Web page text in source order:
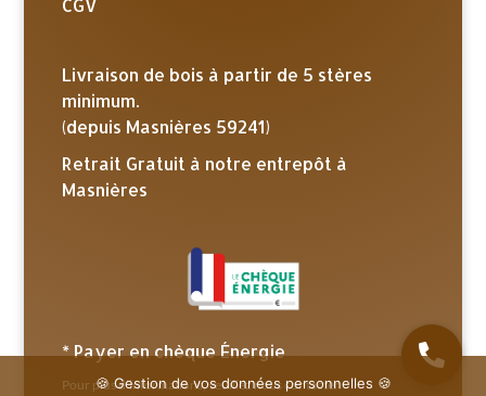
CGV
Livraison de bois à partir de 5 stères
minimum.
(depuis Masnières 59241)
Retrait Gratuit à notre entrepôt à
Masnières
* Payer en chèque Énergie
Pour plus d’informations, veuillez nous contacter.
🍪 Gestion de vos données personnelles 🍪